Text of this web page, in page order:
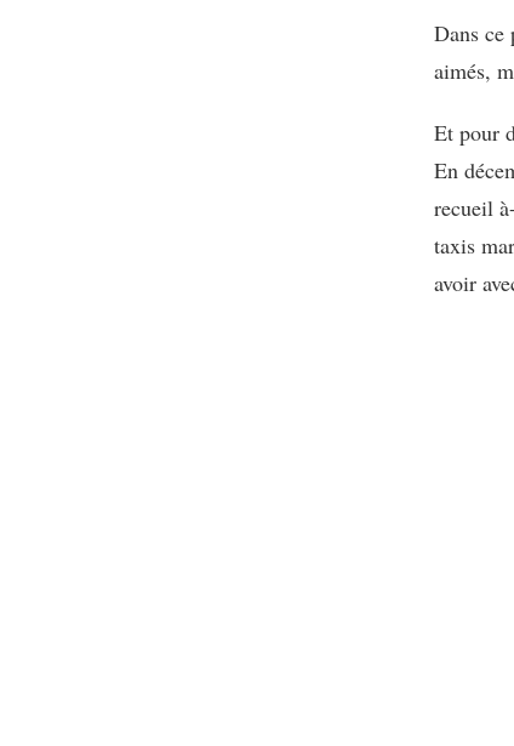
Dans ce
aimés,
Et pour
En
recueil
taxis
avoir